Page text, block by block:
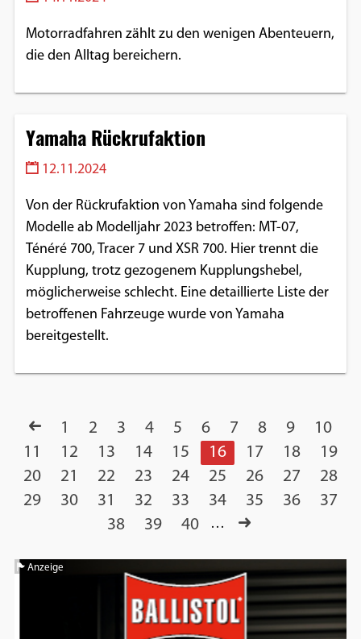
Motorradfahren zählt zu den wenigen Abenteuern,
die den Alltag bereichern.
Yamaha Rückrufaktion
12.11.2024
Von der Rückrufaktion von Yamaha sind folgende
Modelle ab Modelljahr 2023 betroffen: MT-07,
Ténéré 700, Tracer 7 und XSR 700. Hier trennt die
Kupplung, trotz gezogenem Kupplungshebel,
möglicherweise schlecht. Eine detaillierte Liste der
betroffenen Fahrzeuge wurde von Yamaha
bereitgestellt.
1 2 3 4 5 6 7 8 9
10
11
12 13 14 15 16 17 18
19
20
21 22 23 24 25 26 27
28
29
30 31 32 33 34 35 36
37
38
39 40 …
Anzeige